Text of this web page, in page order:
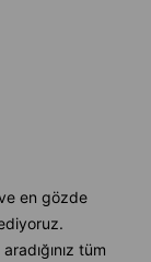
en gözde
tüm